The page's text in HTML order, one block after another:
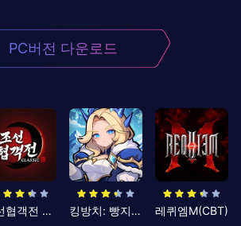
PC버전 다운로드
조선협객전 클래식 킹방치: 빵지의 제왕 레퀴엠M(CBT)